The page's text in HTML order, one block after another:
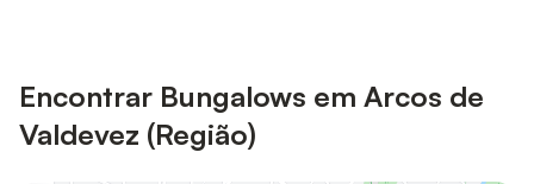
Encontrar Bungalows em Arcos de
Valdevez (Região)